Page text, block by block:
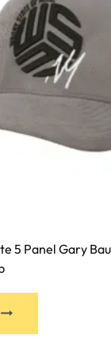
5 Panel Gary